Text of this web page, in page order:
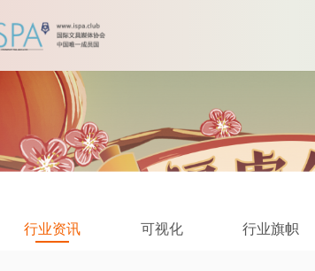
行业资讯 可视化 行业旗帜